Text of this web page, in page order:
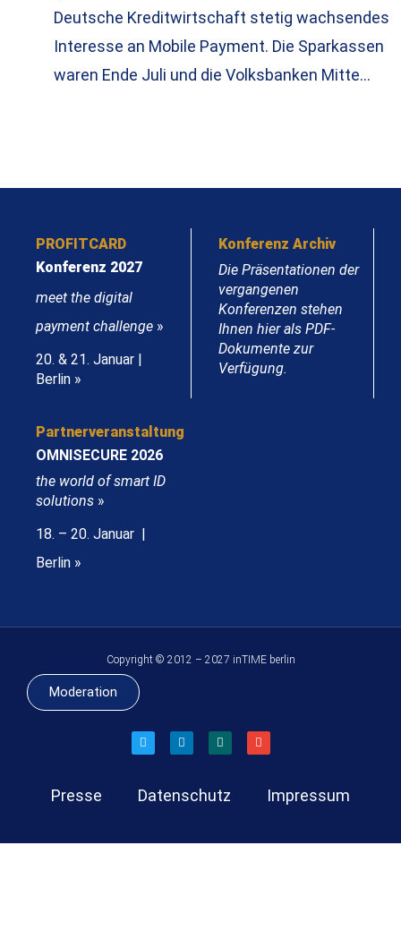
Deutsche Kreditwirtschaft stetig wachsendes
Interesse an Mobile Payment. Die Sparkassen
waren Ende Juli und die Volksbanken Mitte…
PROFITCARD
Konferenz 2027
meet the digital
payment challenge »
20. & 21. Januar |
Berlin »
Konferenz Archiv
Die Präsentationen der
vergangenen
Konferenzen stehen
Ihnen hier als PDF-
Dokumente zur
Verfügung.
Partnerveranstaltung
OMNISECURE 2026
the world of smart ID
solutions »
18. – 20. Januar |
Berlin »
Copyright © 2012 – 2027 inTIME berlin
Moderation
Presse Datenschutz Impressum